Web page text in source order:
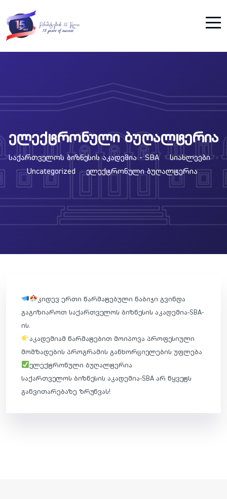
ელექტრონული ბუღალტერია
Საქართველოს Ბიზნესის Აკადემია - SBA >Სიახლეები >
Uncategorized >Ელექტრონული Ბუღალტერია
კიდევ ერთი წარმატებული ნაბიჯი გვინდა
გაგიზიაროთ საქართველოს ბიზნესის აკადემია-SBA-
ის.
აკადემიამ წარმატებით მოიპოვა პროფესიული
მომზადების პროგრამის განხორციელების უფლება
ელექტრონული ბუღალტერია
საქართველოს ბიზნესის აკადემია-SBA არ წყვეტს
განვითარებაზე ზრუნვას!